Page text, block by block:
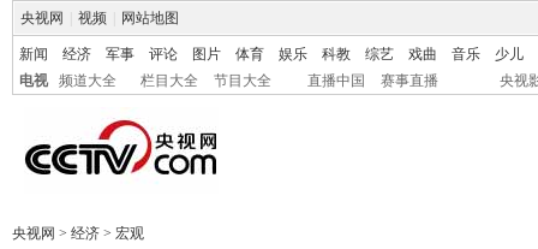
央视网 视频 网站地图
新闻 经济 军事 评论 图片 体育 娱乐 科教 综艺 戏曲 音乐
少儿
电视
频道大全 栏目大全 节目大全 直播中国 赛事直播 央视
央视网 > 经济 > 宏观